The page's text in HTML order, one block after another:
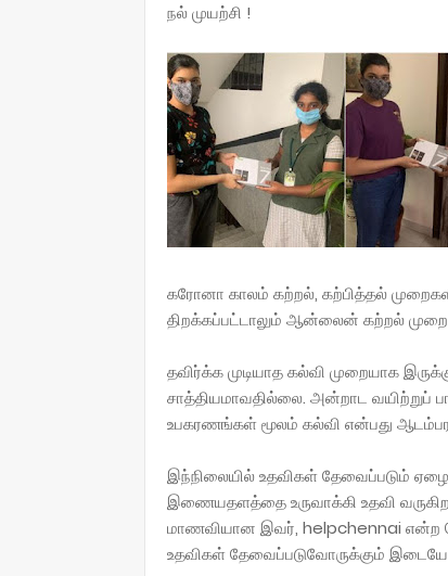
நல் முயற்சி !
கரோனா காலம் கற்றல், கற்பித்தல்
திறக்கப்பட்டாலும் ஆன்லைன் கற்றல் முறை
தவிர்க்க முடியாத கல்வி முறையாக
சாத்தியமாவதில்லை. அன்றாட வயிற்றுப்
உபகரணங்கள் மூலம் கல்வி என்பது
இந்நிலையில் உதவிகள் தேவைப்படும்
இணையதளத்தை உருவாக்கி உதவி
மாணவியான இவர், helpchennai என்ற
உதவிகள் தேவைப்படுவோருக்கும் இடையே